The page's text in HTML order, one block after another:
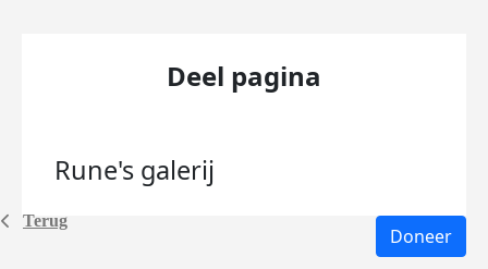
Terug
Deel pagina
Rune's galerij
Doneer